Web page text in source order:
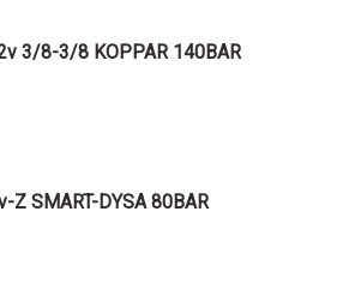
3/8-3/8 KOPPAR 140BAR
Z SMART-DYSA 80BAR